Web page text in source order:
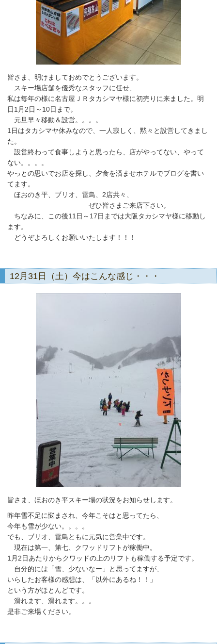
皆さま、明けましておめでとうございます。
スキー場店舗を優秀なスタッフに任せ、
私は毎年の様に名古屋ＪＲタカシマヤ様に初売りに来ました。明
日1月2日～10日まで。
元旦早々移動＆設営。。。。
1日はタカシマヤ休みなので、一人寂しく、黙々と設営してきまし
た。
設営終わって食事しようと思ったら、店がやってない、やって
ない。。。。
やっとの思いでお店を探し、夕食を済ませホテルでブログを書い
てます。
ほおのき平、ブリオ、雷鳥、2店共々、
ぜひ皆さまご来店下さい。
ちなみに、この後11日～17日までは大阪タカシマヤ様に移動し
ます。
どうぞよろしくお願いいたします！！！
12月31日（土）今はこんな感じ・・・
皆さま、ほおのき平スキー場の状況をお知らせします。
昨年雪不足に悩まされ、今年こそはと思ってたら、
今年も雪が少ない。。。。
でも、ブリオ、雷鳥ともに元気に営業中です。
現在は第一、第七、クワッドリフトが稼働中。
1月2日あたりからクワッドの上のリフトも稼働する予定です。
自分的には「雪、少ないなー」と思ってますが、
いらしたお客様の感想は、「以外にあるね！！」
という方がほとんどです。
滑れます、滑れます。。。
是非ご来場ください。